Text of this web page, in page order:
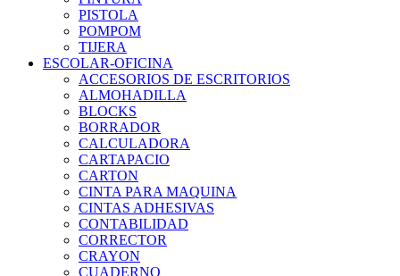
PISTOLA
POMPOM
TIJERA
ESCOLAR-OFICINA
ACCESORIOS DE ESCRITORIOS
ALMOHADILLA
BLOCKS
BORRADOR
CALCULADORA
CARTAPACIO
CARTON
CINTA PARA MAQUINA
CINTAS ADHESIVAS
CONTABILIDAD
CORRECTOR
CRAYON
CUADERNO